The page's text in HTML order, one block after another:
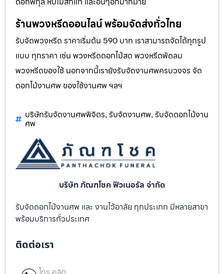
ร้านพวงหรีดออนไลน์ พร้อมจัดส่งทั่วไทย
รับจัดพวงหรีด ราคาเริ่มต้น 590 บาท เราสามารถจัดได้ทุกรูป
แบบ ทุกราคา เช่น พวงหรีดดอกไม้สด พวงหรีดพัดลม
พวงหรีดของใช้ นอกจากนี้เรายังรับจัดงานศพครบวงจร จัด
ดอกไม้งานศพ ของใช้งานศพ ฯลฯ
บริษัทรับจัดงานศพพิจิตร, รับจัดงานศพ, รับจัดดอกไม้งาน
ศพ
บริษัท ภัณฑโชค ฟิวเนอรัล จำกัด
รับจัดดอกไม้งานศพ และ งานไว้อาลัย ทุกประเภท มีหลายสาขา
พร้อมบริการทั่วประเทศ
ติดต่อเรา